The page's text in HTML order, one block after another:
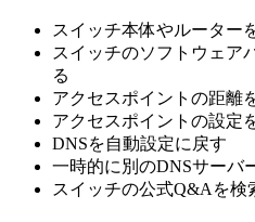
スイッチ本体やルーター
スイッチのソフトウェア
る
アクセスポイントの距離
アクセスポイントの設定
DNSを自動設定に戻す
一時的に別のDNSサーバ
スイッチの公式Q&Aを検